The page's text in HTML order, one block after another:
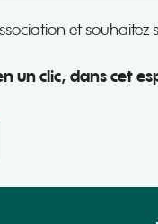
et
un clic, dans cet